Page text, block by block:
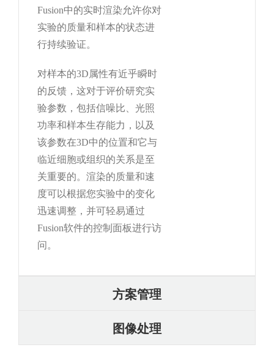
Fusion中的实时渲染允许你对
实验的质量和样本的状态进
行持续验证。
对样本的3D属性有近乎瞬时
的反馈，这对于评价研究实
验参数，包括信噪比、光照
功率和样本生存能力，以及
该参数在3D中的位置和它与
临近细胞或组织的关系是至
关重要的。渲染的质量和速
度可以根据您实验中的变化
迅速调整，并可轻易通过
Fusion软件的控制面板进行访
问。
方案管理
图像处理